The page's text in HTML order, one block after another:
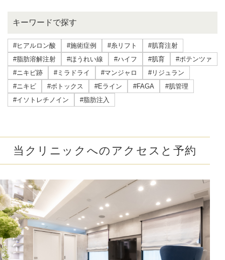
キーワードで探す
#ヒアルロン酸 #施術症例 #糸リフト
#肌育注射
#脂肪溶解注射
#ほうれい線 #ハイフ #肌育
#ポテンツァ
#ニキビ跡
#ミラドライ #マンジャロ
#リジュラン
#ニキビ
#ボトックス #Eライン #FAGA
#肌管理
#イソトレチノイン
#脂肪注入
当クリニックへのアクセスと予約